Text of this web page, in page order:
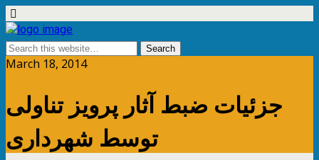
March 18, 2014
جزئیات ضبط آثار پرویز تناولی
توسط شهرداری